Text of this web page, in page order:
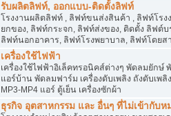
รับผลิตลิฟท์, ออกแบบ-ติดตั้งลิฟท์
โรงงานผลิตลิฟท์ , ลิฟท์ขนส่งสินค้า , ลิฟท์โร
ยกของ, ลิฟท์กระจก, ลิฟท์ส่งของ, ติดตั้ง ลิฟต์
ลิฟท์นอกอาคาร, ลิฟท์โรงพยาบาล, ลิฟท์โดย
เครื่องใช้ไฟฟ้า
เครื่องใช้ไฟฟ้าอิเล็คทรอนิคส์ต่างๆ พัดลมยัก
แอร์บ้าน พัดลมฟาร์ม เครื่องดับเพลิง ถังดับเ
MP3-MP4 แอร์ ตู้เย็น เครื่องซักผ้า
ธุรกิจ อุตสาหกรรม และ อื่นๆ ที่ไม่เข้ากับห